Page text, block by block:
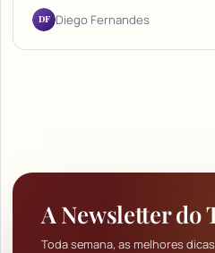
DF Diego Fernandes
A Newsletter do
Toda semana, as melhores